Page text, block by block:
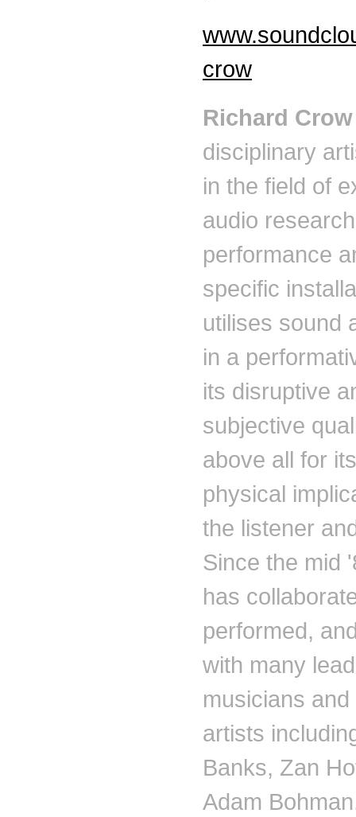
crow
Richard
disciplinary
in the field of
audio
performance
specific
utilises sound
in a
its disruptive
subjective
above all for
physical
the listener
Since the mid '
has
performed,
with many
musicians
artists
Banks, Zan
Adam Bohman